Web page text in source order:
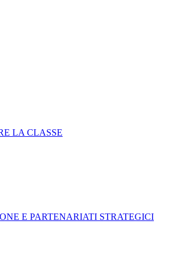
LA CLASSE
E PARTENARIATI STRATEGICI